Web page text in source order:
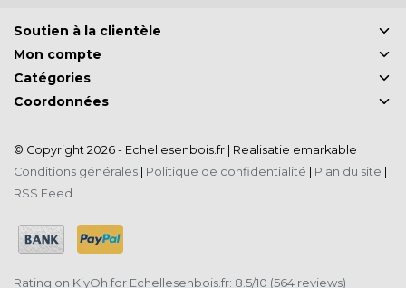
Soutien à la clientèle
Mon compte
Catégories
Coordonnées
© Copyright 2026 - Echellesenbois.fr | Realisatie emarkable
Conditions générales
Politique de confidentialité Plan du site
RSS Feed
Rating on KiyOh for Echellesenbois.fr: 8.5/10 (564 reviews)